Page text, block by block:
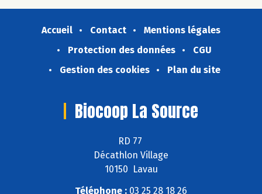
Accueil Contact
Mentions légales
Protection des données
CGU
Gestion des cookies
Plan du site
Biocoop La Source
RD 77
Décathlon Village
10150 Lavau
Téléphone : 03 25 28 18 26